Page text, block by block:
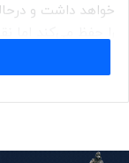
خواهد داشت و
و کارکنان مستقل